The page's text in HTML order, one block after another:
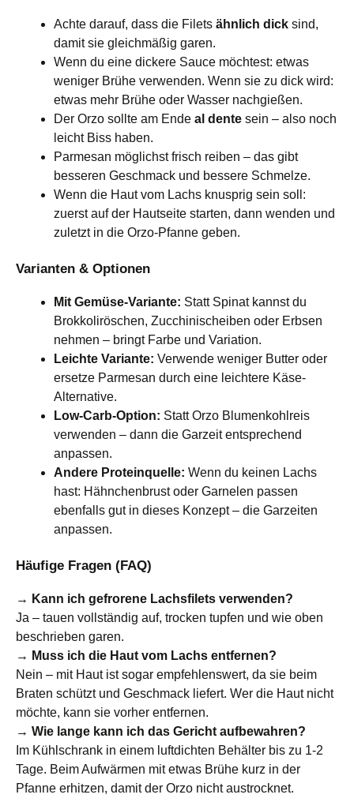
Achte darauf, dass die Filets ähnlich dick sind,
damit sie gleichmäßig garen.
Wenn du eine dickere Sauce möchtest: etwas
weniger Brühe verwenden. Wenn sie zu dick wird:
etwas mehr Brühe oder Wasser nachgießen.
Der Orzo sollte am Ende al dente sein – also noch
leicht Biss haben.
Parmesan möglichst frisch reiben – das gibt
besseren Geschmack und bessere Schmelze.
Wenn die Haut vom Lachs knusprig sein soll:
zuerst auf der Hautseite starten, dann wenden und
zuletzt in die Orzo-Pfanne geben.
Varianten & Optionen
Mit Gemüse-Variante: Statt Spinat kannst du
Brokkoliröschen, Zucchinischeiben oder Erbsen
nehmen – bringt Farbe und Variation.
Leichte Variante: Verwende weniger Butter oder
ersetze Parmesan durch eine leichtere Käse-
Alternative.
Low-Carb-Option: Statt Orzo Blumenkohlreis
verwenden – dann die Garzeit entsprechend
anpassen.
Andere Proteinquelle: Wenn du keinen Lachs
hast: Hähnchenbrust oder Garnelen passen
ebenfalls gut in dieses Konzept – die Garzeiten
anpassen.
Häufige Fragen (FAQ)
→ Kann ich gefrorene Lachsfilets verwenden?
Ja – tauen vollständig auf, trocken tupfen und wie oben
beschrieben garen.
→ Muss ich die Haut vom Lachs entfernen?
Nein – mit Haut ist sogar empfehlenswert, da sie beim
Braten schützt und Geschmack liefert. Wer die Haut nicht
möchte, kann sie vorher entfernen.
→ Wie lange kann ich das Gericht aufbewahren?
Im Kühlschrank in einem luftdichten Behälter bis zu 1­-2
Tage. Beim Aufwärmen mit etwas Brühe kurz in der
Pfanne erhitzen, damit der Orzo nicht austrocknet.